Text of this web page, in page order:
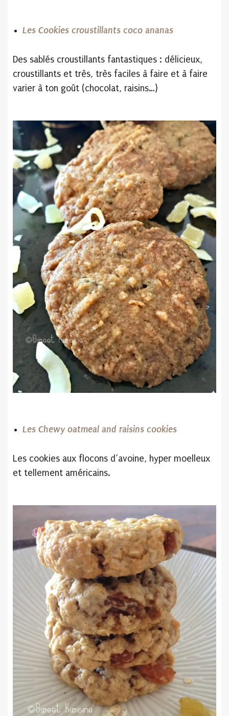
Les Cookies croustillants coco ananas
Des sablés croustillants fantastiques : délicieux,
croustillants et très, très faciles à faire et à faire
varier à ton goût (chocolat, raisins…)
Les Chewy oatmeal and raisins cookies
Les cookies aux flocons d’avoine, hyper moelleux
et tellement américains.